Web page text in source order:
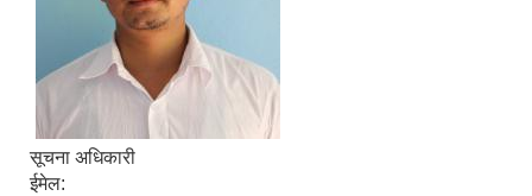
सूचना अधिकारी
ईमेल: